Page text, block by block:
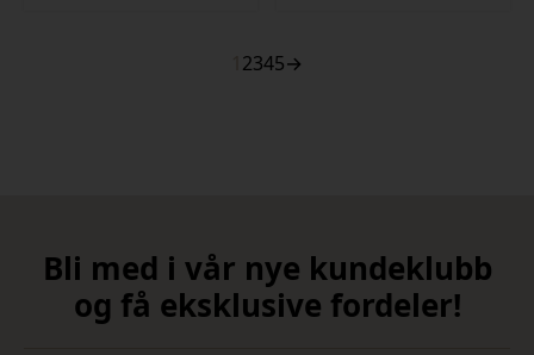
2345→
Bli med i vår nye kundeklubb
og få eksklusive fordeler!